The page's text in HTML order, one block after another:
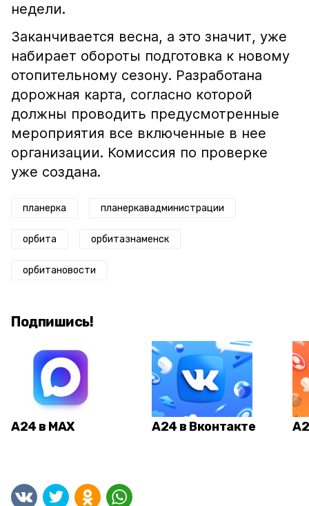
недели.
Заканчивается весна, а это значит, уже
набирает обороты подготовка к новому
отопительному сезону. Разработана
дорожная карта, согласно которой
должны проводить предусмотренные
мероприятия все включенные в нее
организации. Комиссия по проверке
уже создана.
планерка планеркавадминистрации
орбита орбитазнаменск
орбитановости
Подпишись!
А24 в MAX А24 в Вконтакте